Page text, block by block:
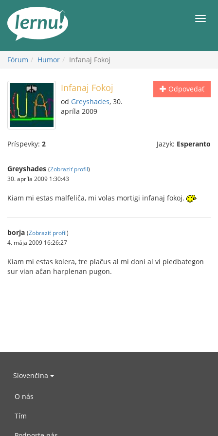
obsah
Fórum Humor Infanaj Fokoj
Odpovedať
Infanaj Fokoj
od Greyshades, 30.
apríla 2009
Príspevky: 2 Jazyk: Esperanto
Greyshades (Zobraziť profil)
30. apríla 2009 1:30:43
Kiam mi estas malfeliĉa, mi volas mortigi infanaj fokoj.
borja (Zobraziť profil)
4. mája 2009 16:26:27
Kiam mi estas kolera, tre plaĉus al mi doni al vi piedbategon
sur vian aĉan harplenan pugon.
Slovenčina
O nás
Tím